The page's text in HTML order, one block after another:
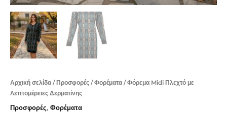
Αρχική σελίδα /Προσφορές /Φορέματα / Φόρεμα Midi Πλεχτό με
Λεπτομέρειες Δερματίνης
Προσφορές, Φορέματα